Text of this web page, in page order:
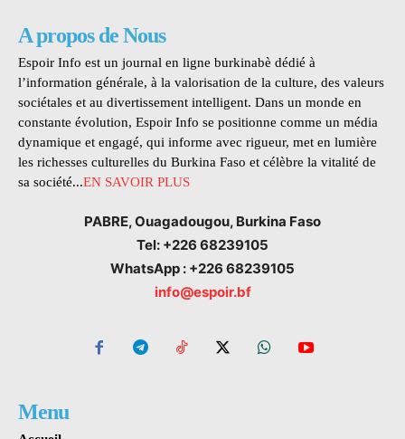
A propos de Nous
Espoir Info est un journal en ligne burkinabè dédié à
l’information générale, à la valorisation de la culture, des valeurs
sociétales et au divertissement intelligent. Dans un monde en
constante évolution, Espoir Info se positionne comme un média
dynamique et engagé, qui informe avec rigueur, met en lumière
les richesses culturelles du Burkina Faso et célèbre la vitalité de
sa société...EN SAVOIR PLUS
PABRE, Ouagadougou, Burkina Faso
Tel: +226 68239105
WhatsApp : +226 68239105
info@espoir.bf
Menu